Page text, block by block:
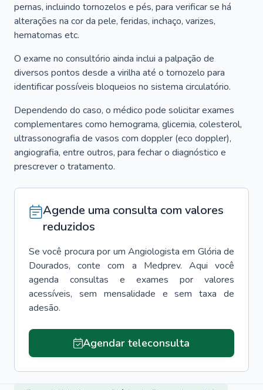
pernas, incluindo tornozelos e pés, para verificar se há
alterações na cor da pele, feridas, inchaço, varizes,
hematomas etc.
O exame no consultório ainda inclui a palpação de
diversos pontos desde a virilha até o tornozelo para
identificar possíveis bloqueios no sistema circulatório.
Dependendo do caso, o médico pode solicitar exames
complementares como hemograma, glicemia, colesterol,
ultrassonografia de vasos com doppler (eco doppler),
angiografia, entre outros, para fechar o diagnóstico e
prescrever o tratamento.
Agende uma consulta com valores
reduzidos
Se você procura por um Angiologista em Glória de
Dourados, conte com a Medprev. Aqui você
agenda consultas e exames por valores
acessíveis, sem mensalidade e sem taxa de
adesão.
Agendar teleconsulta